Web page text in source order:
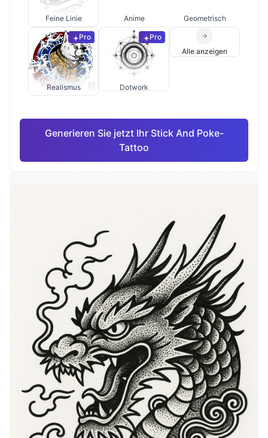
Feine Linie Anime Geometrisch
Pro
Realismus
Pro
Dotwork
Alle anzeigen
Generieren Sie jetzt Ihr Stick And Poke-
Tattoo